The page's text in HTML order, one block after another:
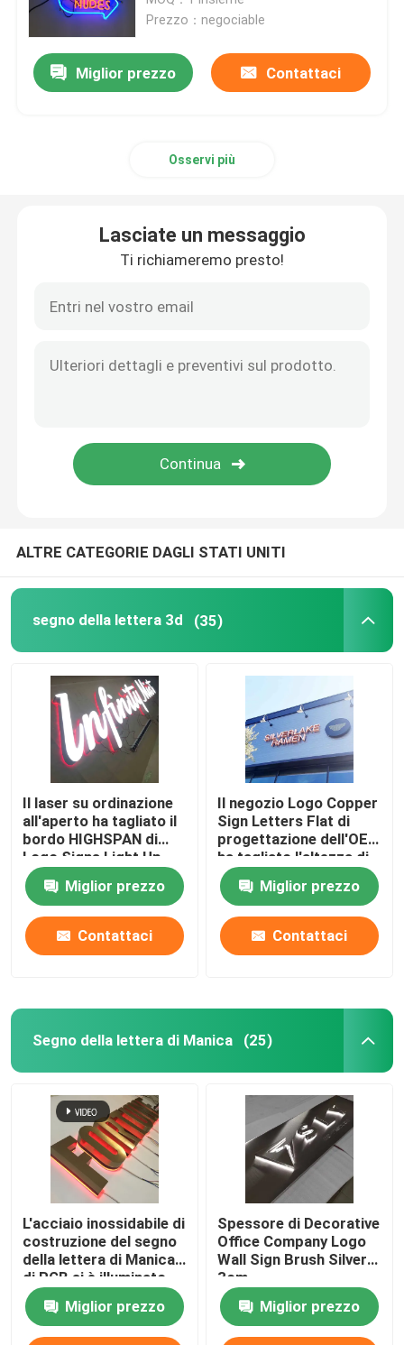
insegna al neon principale
Bordo del segno del ristorante
Segnaletica luminosa
Segno della lettera della tenda foranea
Prezzo：negociable
Miglior prezzo Contattaci
Osservi più
Lasciate un messaggio
Ti richiameremo presto!
ALTRE CATEGORIE DAGLI STATI UNITI
segno della lettera 3d (35)
Il laser su ordinazione
all'aperto ha tagliato il
bordo HIGHSPAN di
Logo Signs Light Up
Sign del metallo
Miglior prezzo
Contattaci
Il negozio Logo Copper
Sign Letters Flat di
progettazione dell'OEM
ha tagliato l'altezza di
100cm - di 10cm
Miglior prezzo
Contattaci
Segno della lettera di Manica (25)
L'acciaio inossidabile di
costruzione del segno
della lettera di Manica
di RGB si è illuminato
Miglior prezzo
Spessore di Decorative
Office Company Logo
Wall Sign Brush Silver
3cm
Miglior prezzo